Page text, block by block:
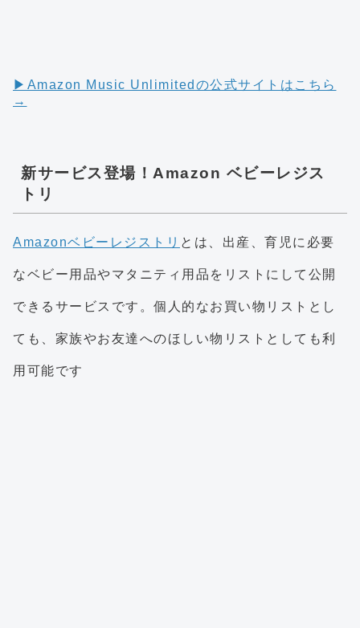
▶︎Amazon Music Unlimitedの公式サイトはこちら
→
新サービス登場！Amazon ベビーレジス
トリ
Amazonベビーレジストリ とは、出産、育児に必要
なベビー用品やマタニティ用品をリストにして公開
できるサービスです。個人的なお買い物リストとし
ても、家族やお友達へのほしい物リストとしても利
用可能です